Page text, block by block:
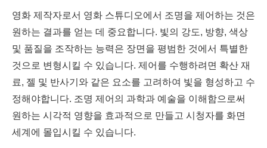
영화 제작자로서 영화 스튜디오에서 조명을 제어하는 것은
원하는 결과를 얻는 데 중요합니다. 빛의 강도, 방향, 색상
및 품질을 조작하는 능력은 장면을 평범한 것에서 특별한
것으로 변형시킬 수 있습니다. 제어를 수행하려면 확산 재
료, 젤 및 반사기와 같은 요소를 고려하여 빛을 형성하고 수
정해야합니다. 조명 제어의 과학과 예술을 이해함으로써
원하는 시각적 영향을 효과적으로 만들고 시청자를 화면
세계에 몰입시킬 수 있습니다.